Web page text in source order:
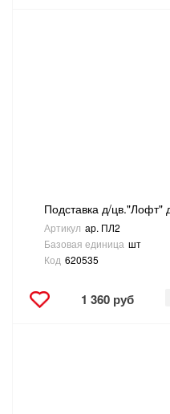
Подставка д/цв."Лофт"
Артикул ар. ПЛ2
Базовая единица шт
Код 620535
1 360 руб